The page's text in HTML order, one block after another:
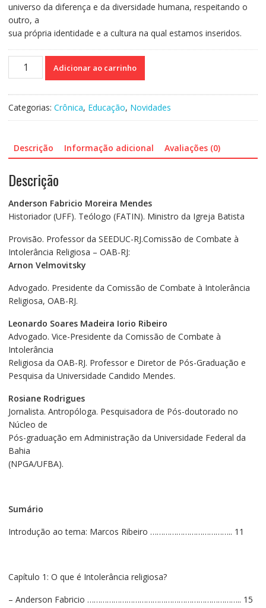
universo da diferença e da diversidade humana, respeitando o
outro, a
sua própria identidade e a cultura na qual estamos inseridos.
Intolerância
Religiosa
Adicionar ao carrinho
Categorias: Crônica, Educação, Novidades
Descrição Informação adicional Avaliações (0)
Descrição
Anderson Fabricio Moreira Mendes
Historiador (UFF). Teólogo (FATIN). Ministro da Igreja Batista
Provisão. Professor da SEEDUC-RJ.Comissão de Combate à
Intolerância Religiosa – OAB-RJ:
Arnon Velmovitsky
Advogado. Presidente da Comissão de Combate à Intolerância
Religiosa, OAB-RJ.
Leonardo Soares Madeira Iorio Ribeiro
Advogado. Vice-Presidente da Comissão de Combate à
Intolerância
Religiosa da OAB-RJ. Professor e Diretor de Pós-Graduação e
Pesquisa da Universidade Candido Mendes.
Rosiane Rodrigues
Jornalista. Antropóloga. Pesquisadora de Pós-doutorado no
Núcleo de
Pós-graduação em Administração da Universidade Federal da
Bahia
(NPGA/UFBA).
Sumário
Introdução ao tema: Marcos Ribeiro ……………………………….. 11
Capítulo 1: O que é Intolerância religiosa?
– Anderson Fabricio …………………………………………………………….. 15